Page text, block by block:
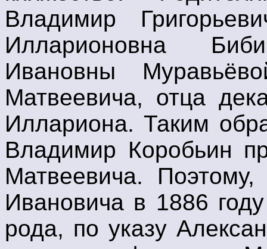
Владимир
Илларионовна
Ивановны
Матвеевича, отца
Иллариона. Таким
Владимир Коробьин
Матвеевича.
Ивановича в 1886
рода, по указу